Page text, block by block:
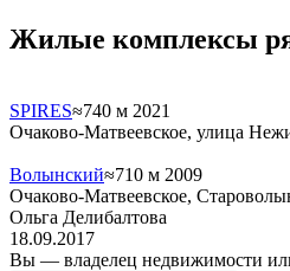
Жилые комплексы
SPIRES≈740 м 2021
Очаково-Матвеевское, улица
Волынский≈710 м 2009
Очаково-Матвеевское,
Ольга Делибалтова
18.09.2017
Вы — владелец недвижимости